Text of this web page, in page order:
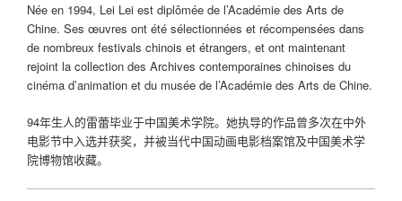
Née en 1994, Lei Lei est diplômée de l’Académie des Arts de
Chine. Ses œuvres ont été sélectionnées et récompensées dans
de nombreux festivals chinois et étrangers, et ont maintenant
rejoint la collection des Archives contemporaines chinoises du
cinéma d’animation et du musée de l’Académie des Arts de Chine.
94年生人的雷蕾毕业于中国美术学院。她执导的作品曾多次在中外
电影节中入选并获奖，并被当代中国动画电影档案馆及中国美术学
院博物馆收藏。